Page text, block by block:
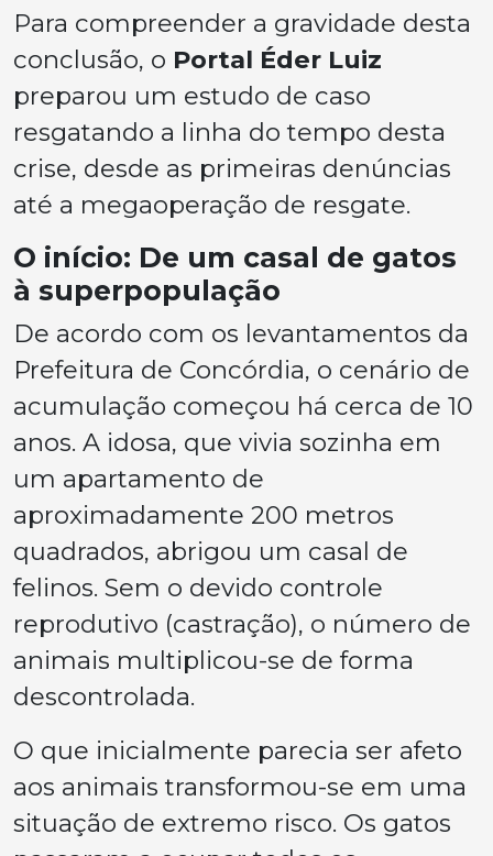
Para compreender a gravidade desta
conclusão, o Portal Éder Luiz
preparou um estudo de caso
resgatando a linha do tempo desta
crise, desde as primeiras denúncias
até a megaoperação de resgate.
O início: De um casal de gatos
à superpopulação
De acordo com os levantamentos da
Prefeitura de Concórdia, o cenário de
acumulação começou há cerca de 10
anos. A idosa, que vivia sozinha em
um apartamento de
aproximadamente 200 metros
quadrados, abrigou um casal de
felinos. Sem o devido controle
reprodutivo (castração), o número de
animais multiplicou-se de forma
descontrolada.
O que inicialmente parecia ser afeto
aos animais transformou-se em uma
situação de extremo risco. Os gatos